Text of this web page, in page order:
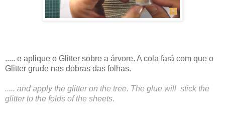
..... e aplique o Glitter sobre a árvore. A cola fará com que o
Glitter grude nas dobras das folhas.
..... and apply the glitter on the tree. The glue will stick the
glitter to the folds of the sheets.